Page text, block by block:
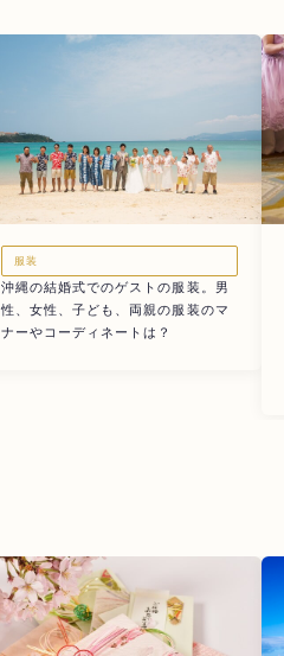
服装
沖縄の結婚式でのゲストの服装。男
性、女性、子ども、両親の服装のマ
ナーやコーディネートは？